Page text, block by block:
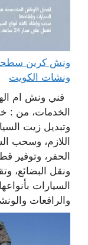
ونشات الكويت
فني ونش ام
الخدمات، من :
وتبديل زيت
اللازم، وسحب
الحفر، وتوفير
ونقل البضائع،
السيارات
والرافعات